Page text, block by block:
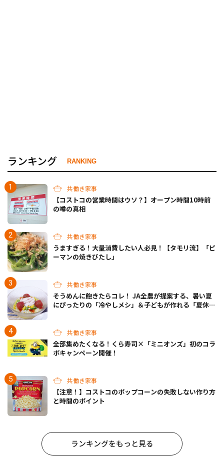
ランキング RANKING
共働き家事
【コストコの営業時間はウソ？】オープン時間10時前
の噂の真相
共働き家事
うますぎる！大量消費したい人必見！【タモリ流】「ピ
ーマンの焼きびたし」
共働き家事
そうめんに飽きたらコレ！ JA全農が提案する、暑い夏
にぴったりの「冷やしメシ」＆子どもが作れる「夏休み
共働き家事
全部集めたくなる！くら寿司×「ミニオンズ」初のコラ
ボキャンペーン開催！
共働き家事
【注意！】コストコのポップコーンの失敗しない作り方
と時間のポイント
ランキングをもっと見る